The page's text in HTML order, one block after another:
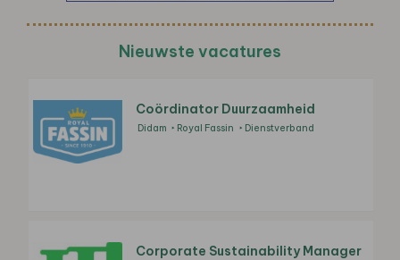
Nieuwste vacatures
Coördinator Duurzaamheid
Didam Royal Fassin Dienstverband
Corporate Sustainability Manager